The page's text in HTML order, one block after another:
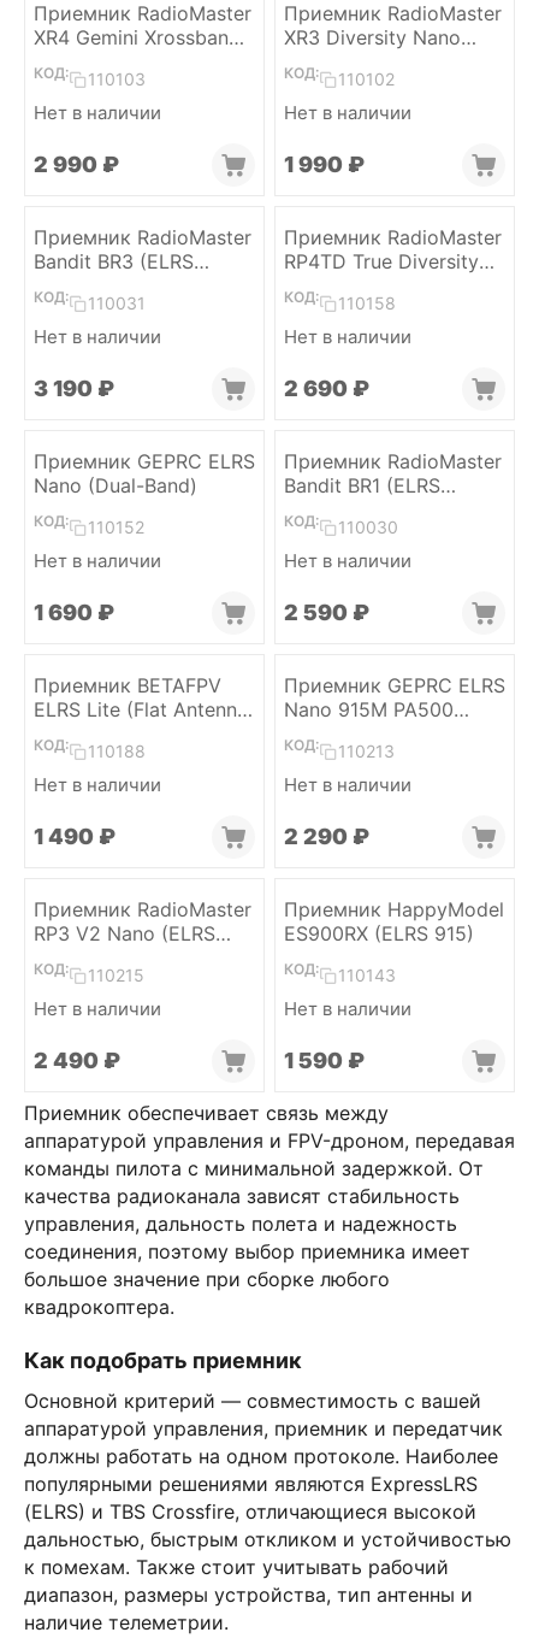
Приемник обеспечивает связь между
аппаратурой управления и FPV-дроном, передавая
команды пилота с минимальной задержкой. От
качества радиоканала зависят стабильность
управления, дальность полета и надежность
соединения, поэтому выбор приемника имеет
большое значение при сборке любого
квадрокоптера.
Как подобрать приемник
Основной критерий — совместимость с вашей
аппаратурой управления, приемник и передатчик
должны работать на одном протоколе. Наиболее
популярными решениями являются ExpressLRS
(ELRS) и TBS Crossfire, отличающиеся высокой
дальностью, быстрым откликом и устойчивостью
к помехам. Также стоит учитывать рабочий
диапазон, размеры устройства, тип антенны и
наличие телеметрии.
Приемник RadioMaster
XR4 Gemini Xrossband
(ELRS, Dual-Band)
КОД: 110103
Нет в наличии
2 990 ₽
Приемник RadioMaster
XR3 Diversity Nano
(ELRS, 2 x Dual-Band)
КОД: 110102
Нет в наличии
1 990 ₽
Приемник RadioMaster
Bandit BR3 (ELRS
915MHz)
КОД: 110031
Нет в наличии
3 190 ₽
Приемник RadioMaster
RP4TD True Diversity
(ELRS 2.4)
КОД: 110158
Нет в наличии
2 690 ₽
Приемник GEPRC ELRS
Nano (Dual-Band)
КОД: 110152
Нет в наличии
1 690 ₽
Приемник RadioMaster
Bandit BR1 (ELRS
915MHz)
КОД: 110030
Нет в наличии
2 590 ₽
Приемник BETAFPV
ELRS Lite (Flat Antenna
v1.2)
КОД: 110188
Нет в наличии
1 490 ₽
Приемник GEPRC ELRS
Nano 915M PA500
(ELRS 915)
КОД: 110213
Нет в наличии
2 290 ₽
Приемник RadioMaster
RP3 V2 Nano (ELRS
2.4)
КОД: 110215
Нет в наличии
2 490 ₽
Приемник HappyModel
ES900RX (ELRS 915)
КОД: 110143
Нет в наличии
1 590 ₽